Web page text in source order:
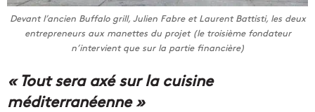
Devant l’ancien Buffalo grill, Julien Fabre et Laurent Battisti, les deux
entrepreneurs aux manettes du projet (le troisième fondateur
n’intervient que sur la partie financière)
« Tout sera axé sur la cuisine
méditerranéenne »